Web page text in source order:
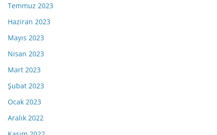
Temmuz 2023
Haziran 2023
Mayıs 2023
Nisan 2023
Mart 2023
Şubat 2023
Ocak 2023
Aralık 2022